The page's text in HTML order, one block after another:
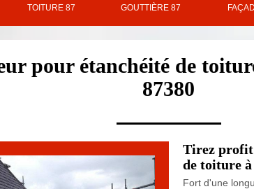
TOITURE 87
GOUTTIÈRE 87
pour étanchéité de
87380
Tirez profit
de toiture
Fort d'une